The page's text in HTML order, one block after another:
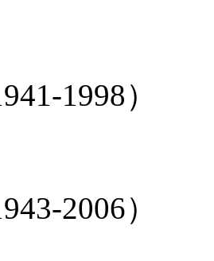
1998）
2006）